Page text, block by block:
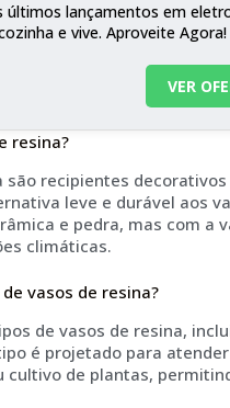
últimos lançamentos em
e vive. Aproveite Agora!
VER
resina?
são recipientes
leve e durável aos
e pedra, mas com a
climáticas.
vasos de resina?
de vasos de resina,
é projetado para
cultivo de plantas,